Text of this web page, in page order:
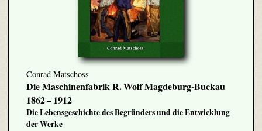
Conrad Matschoss
Die Maschinenfabrik R. Wolf Magdeburg-Buckau
1862 – 1912
Die Lebensgeschichte des Begründers und die Entwicklung
der Werke